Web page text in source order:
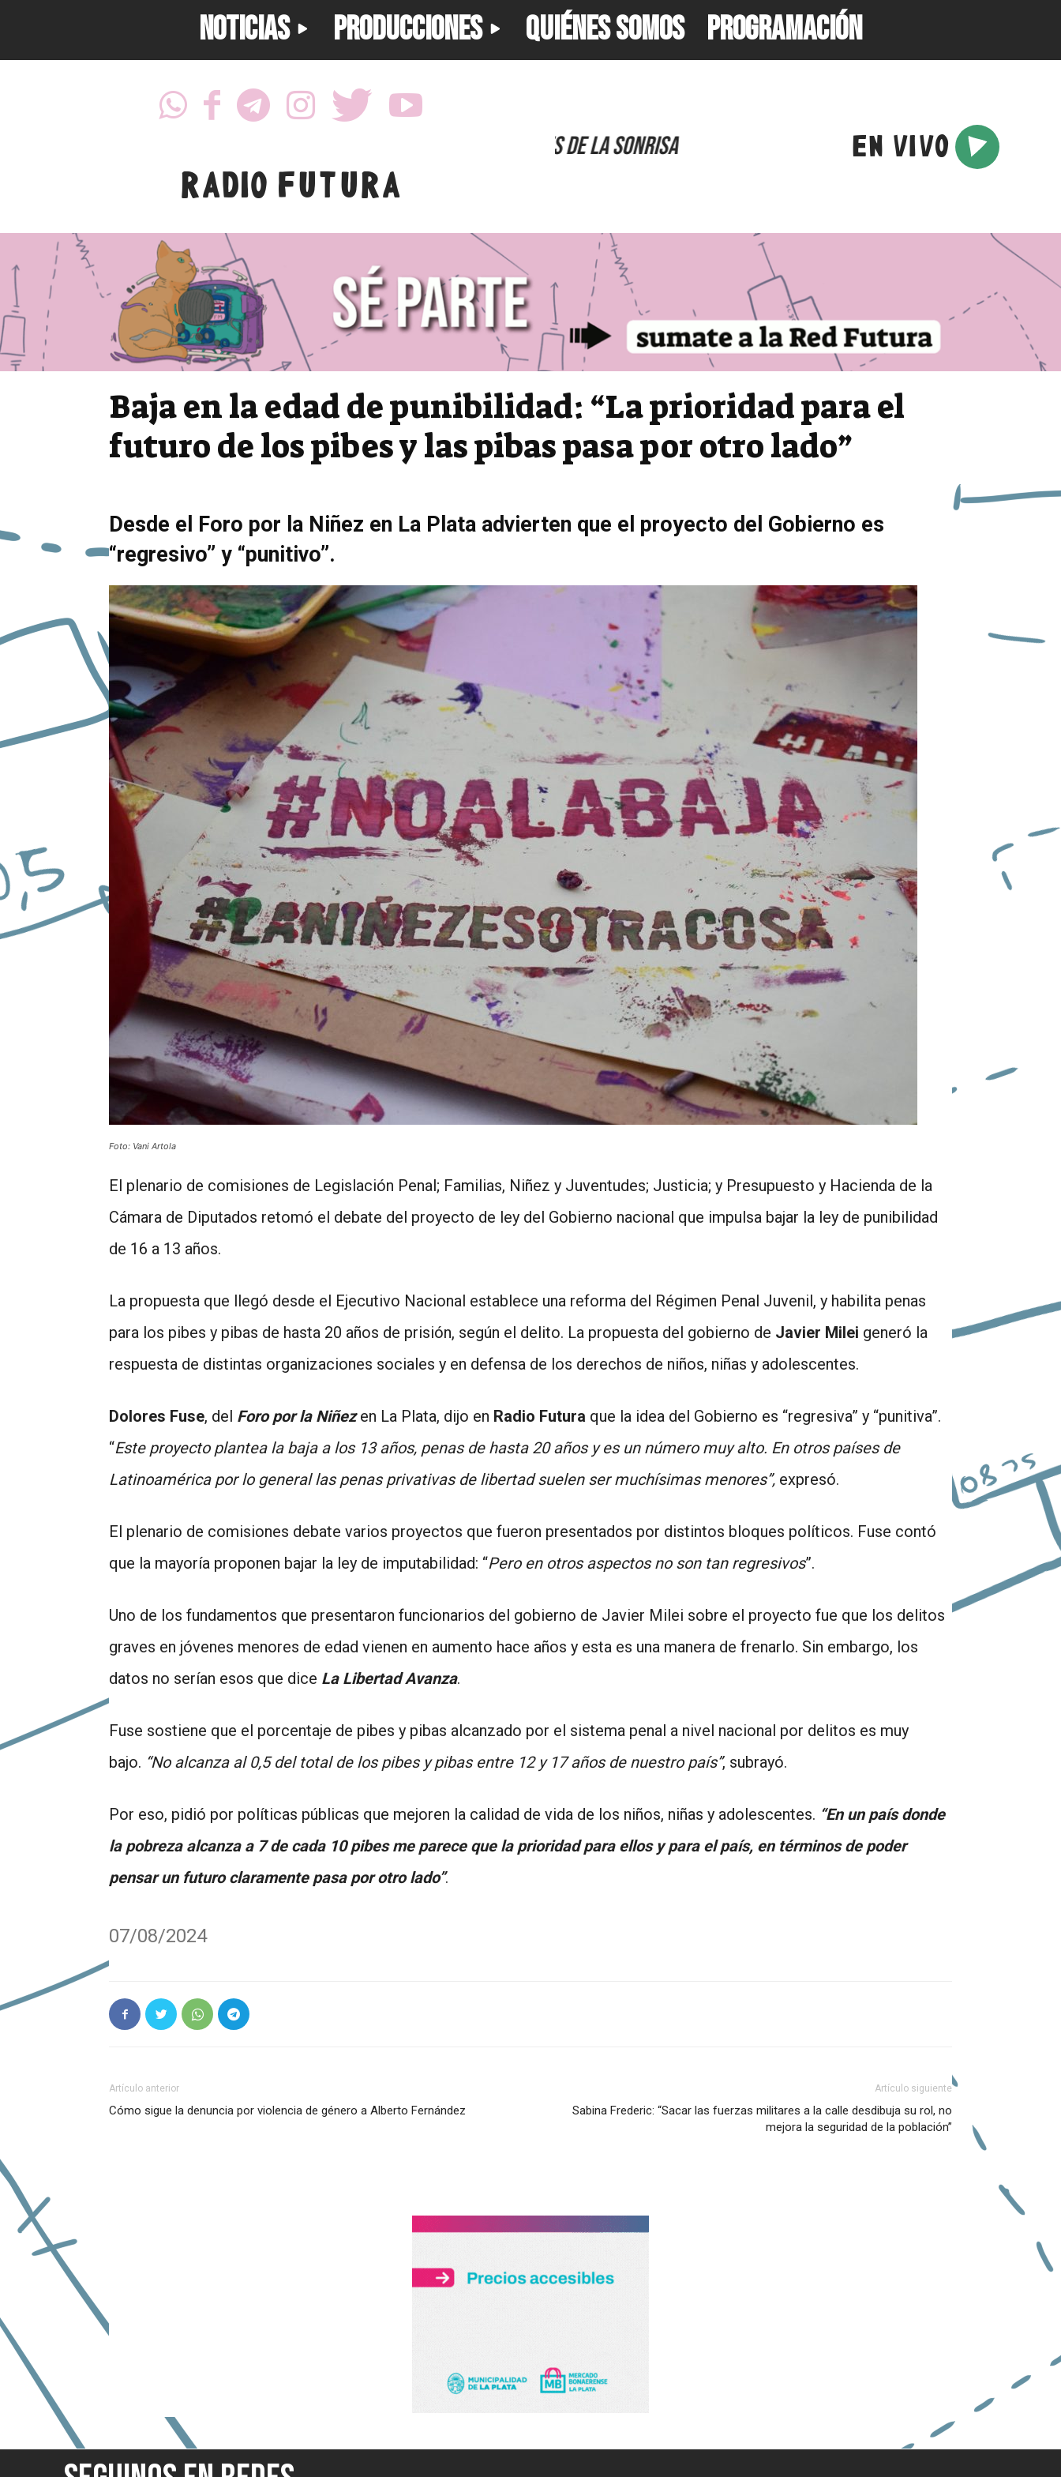
NOTICIAS PRODUCCIONES QUIÉNES SOMOS PROGRAMACIÓN
RADIO FUTURA
gladiadores de la sonrisa EN VIVO
Baja en la edad de punibilidad: “La prioridad para el
futuro de los pibes y las pibas pasa por otro lado”
Desde el Foro por la Niñez en La Plata advierten que el proyecto del Gobierno es
“regresivo” y “punitivo”.
Foto: Vani Artola
El plenario de comisiones de Legislación Penal; Familias, Niñez y Juventudes; Justicia; y Presupuesto y Hacienda de la
Cámara de Diputados retomó el debate del proyecto de ley del Gobierno nacional que impulsa bajar la ley de punibilidad
de 16 a 13 años.
La propuesta que llegó desde el Ejecutivo Nacional establece una reforma del Régimen Penal Juvenil, y habilita penas
para los pibes y pibas de hasta 20 años de prisión, según el delito. La propuesta del gobierno de Javier Milei generó la
respuesta de distintas organizaciones sociales y en defensa de los derechos de niños, niñas y adolescentes.
Dolores Fuse, del Foro por la Niñezen La Plata, dijo en Radio Futura que la idea del Gobierno es “regresiva” y “punitiva”.
“Este proyecto plantea la baja a los 13 años, penas de hasta 20 años y es un número muy alto. En otros países de
Latinoamérica por lo general las penas privativas de libertad suelen ser muchísimas menores”, expresó.
El plenario de comisiones debate varios proyectos que fueron presentados por distintos bloques políticos. Fuse contó
que la mayoría proponen bajar la ley de imputabilidad: “Pero en otros aspectos no son tan regresivos”.
Uno de los fundamentos que presentaron funcionarios del gobierno de Javier Milei sobre el proyecto fue que los delitos
graves en jóvenes menores de edad vienen en aumento hace años y esta es una manera de frenarlo. Sin embargo, los
datos no serían esos que dice La Libertad Avanza.
Fuse sostiene que el porcentaje de pibes y pibas alcanzado por el sistema penal a nivel nacional por delitos es muy
bajo. “No alcanza al 0,5 del total de los pibes y pibas entre 12 y 17 años de nuestro país”, subrayó.
Por eso, pidió por políticas públicas que mejoren la calidad de vida de los niños, niñas y adolescentes. “En un país donde
la pobreza alcanza a 7 de cada 10 pibes me parece que la prioridad para ellos y para el país, en términos de poder
pensar un futuro claramente pasa por otro lado”.
07/08/2024
Artículo anterior
Cómo sigue la denuncia por violencia de género a Alberto Fernández
Artículo siguiente
Sabina Frederic: “Sacar las fuerzas militares a la calle desdibuja su rol, no
mejora la seguridad de la población”